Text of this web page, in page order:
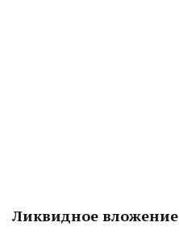
Ликвидное вложение